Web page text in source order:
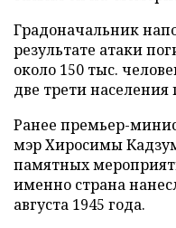
Градоначальник
результате атаки
около 150 тыс.
две трети
Ранее премьер-
мэр Хиросимы
памятных
именно страна
августа 1945 года.